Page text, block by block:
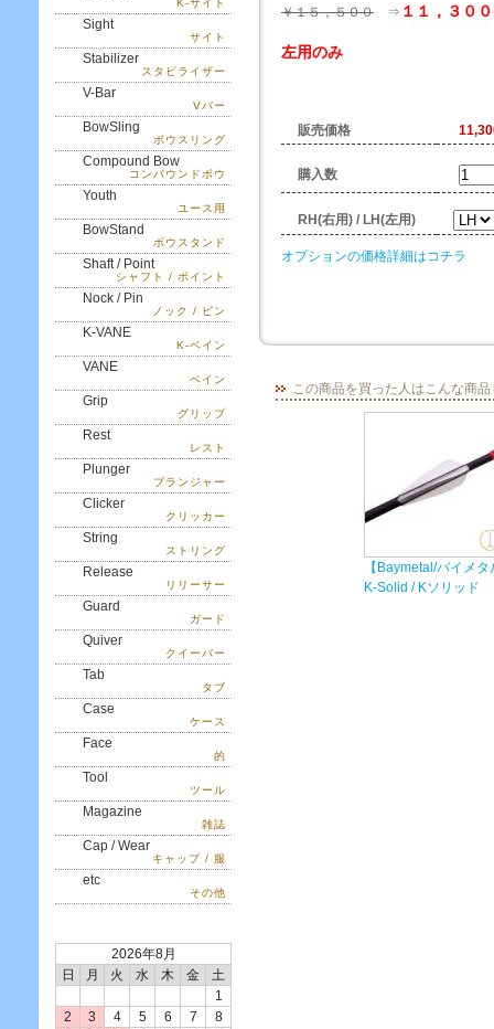
K-サイト
Sight
サイト
Stabilizer
スタビライザー
V-Bar
Vバー
BowSling
ボウスリング
Compound Bow
コンパウンドボウ
Youth
ユース用
BowStand
ボウスタンド
Shaft / Point
シャフト / ポイント
Nock / Pin
ノック / ピン
K-VANE
K-ベイン
VANE
ベイン
Grip
グリップ
Rest
レスト
Plunger
プランジャー
Clicker
クリッカー
String
ストリング
Release
リリーサー
Guard
ガード
Quiver
クイーバー
Tab
タブ
Case
ケース
Face
的
Tool
ツール
Magazine
雑誌
Cap / Wear
キャップ / 服
etc
その他
2026年8月
日
月 火 水 木 金
土
1
2
3 4 5 6 7
8
￥１５，５００ ⇒ １１，３００
左用のみ
販売価格
購入数
RH(右用) / LH(左用)
オプションの価格詳細はコチラ
この商品を買った人はこんな商
【Baymetal/バイメタ
K-Solid / Kソリッド